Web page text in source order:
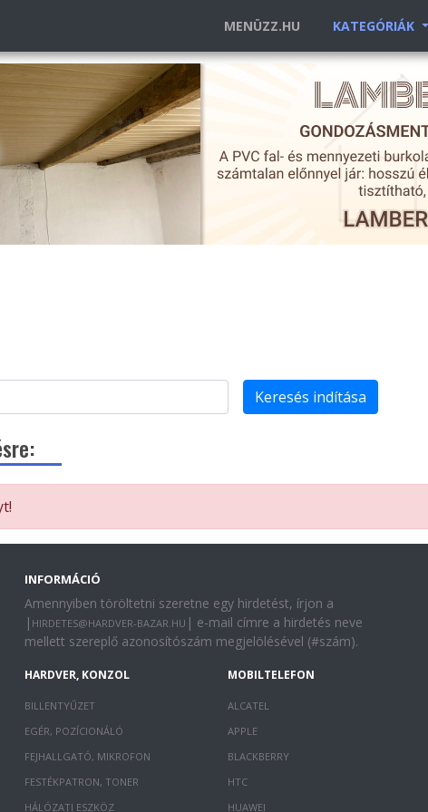
MENÜZZ.HU KATEGÓRIÁK
Keresés indítása
INFORMÁCIÓ
Amennyiben töröltetni szeretne egy hirdetést, írjon a
| HIRDETES@HARDVER-BAZAR.HU | e-mail címre a hirdetés neve
mellett szereplő azonosítószám megjelölésével (#szám).
HARDVER, KONZOL
BILLENTYŰZET
EGÉR, POZÍCIONÁLÓ
FEJHALLGATÓ, MIKROFON
FESTÉKPATRON, TONER
HÁLÓZATI ESZKÖZ
MOBILTELEFON
ALCATEL
APPLE
BLACKBERRY
HTC
HUAWEI